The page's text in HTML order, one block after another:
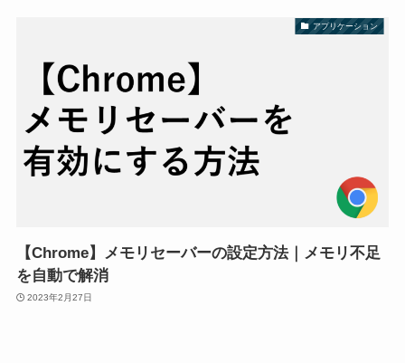
アプリケーション
【Chrome】メモリセーバーの設定方法｜メモリ不足
を自動で解消
2023年2月27日